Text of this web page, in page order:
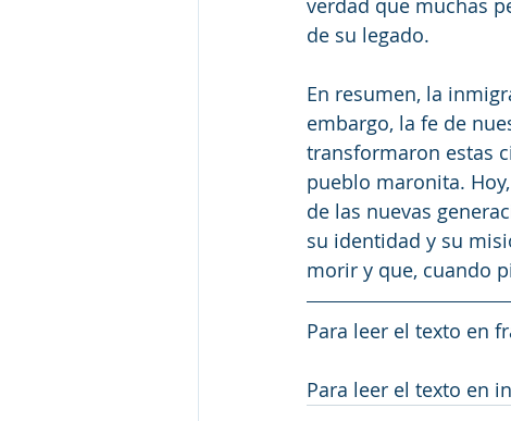
verdad que muchas
de su legado.
En resumen, la
embargo, la fe de
transformaron estas
pueblo maronita.
de las nuevas
su identidad y su
morir y que, cuando
Para leer el texto en
Para leer el texto en